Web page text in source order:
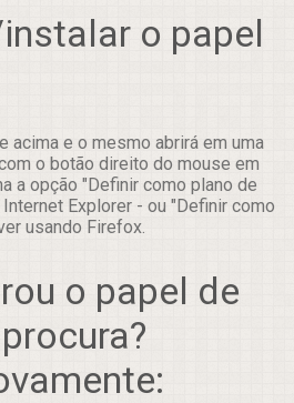
o papel
acima e o mesmo abrirá em uma
o botão direito do mouse em
a opção "Definir como plano de
Explorer - ou "Definir como
usando Firefox.
o papel de